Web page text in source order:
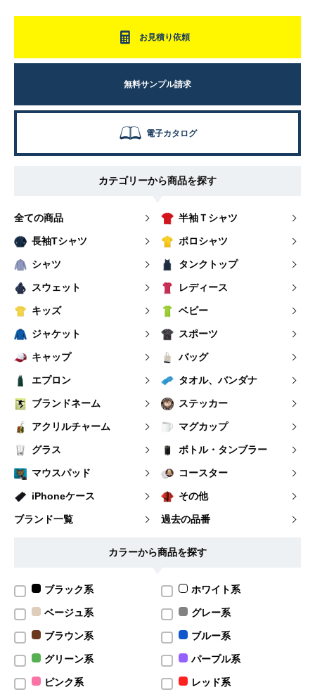
お見積り依頼
無料サンプル請求
電子カタログ
カテゴリーから商品を探す
全ての商品 半袖Ｔシャツ
長袖Tシャツ ポロシャツ
シャツ タンクトップ
スウェット レディース
キッズ ベビー
ジャケット スポーツ
キャップ バッグ
エプロン タオル、バンダナ
ブランドネーム ステッカー
アクリルチャーム マグカップ
グラス ボトル・タンブラー
マウスパッド コースター
iPhoneケース その他
ブランド一覧 過去の品番
カラーから商品を探す
ブラック系 ホワイト系
ベージュ系 グレー系
ブラウン系 ブルー系
グリーン系 パープル系
ピンク系 レッド系